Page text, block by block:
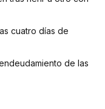
cuatro días de
de las